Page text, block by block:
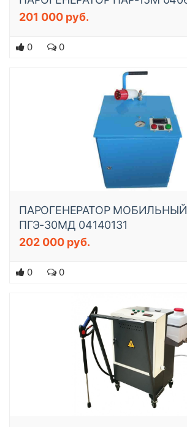
201 000 руб.
0 0
ПАРОГЕНЕРАТОР МОБИЛЬНЫЙ
ПГЭ-30МД 04140131
202 000 руб.
0 0